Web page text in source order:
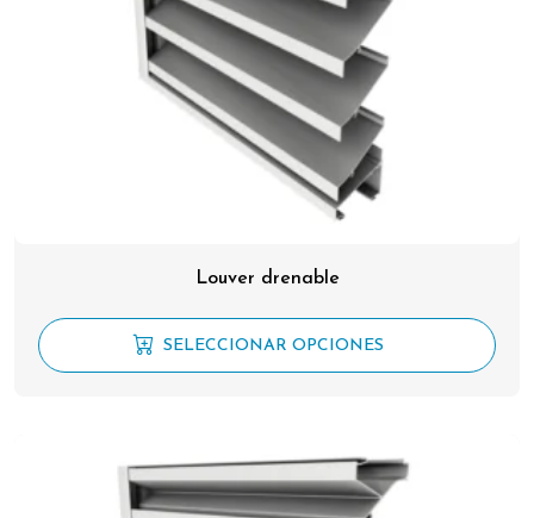
Louver drenable
SELECCIONAR OPCIONES